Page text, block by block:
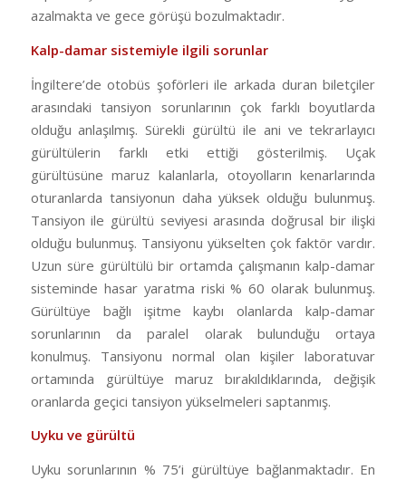
azalmakta ve gece görüşü bozulmaktadır.
Kalp-damar sistemiyle ilgili sorunlar
İngiltere’de otobüs şoförleri ile arkada duran biletçiler
arasındaki tansiyon sorunlarının çok farklı boyutlarda
olduğu anlaşılmış. Sürekli gürültü ile ani ve tekrarlayıcı
gürültülerin farklı etki ettiği gösterilmiş. Uçak
gürültüsüne maruz kalanlarla, otoyolların kenarlarında
oturanlarda tansiyonun daha yüksek olduğu bulunmuş.
Tansiyon ile gürültü seviyesi arasında doğrusal bir ilişki
olduğu bulunmuş. Tansiyonu yükselten çok faktör vardır.
Uzun süre gürültülü bir ortamda çalışmanın kalp-damar
sisteminde hasar yaratma riski % 60 olarak bulunmuş.
Gürültüye bağlı işitme kaybı olanlarda kalp-damar
sorunlarının da paralel olarak bulunduğu ortaya
konulmuş. Tansiyonu normal olan kişiler laboratuvar
ortamında gürültüye maruz bırakıldıklarında, değişik
oranlarda geçici tansiyon yükselmeleri saptanmış.
Uyku ve gürültü
Uyku sorunlarının % 75’i gürültüye bağlanmaktadır. En